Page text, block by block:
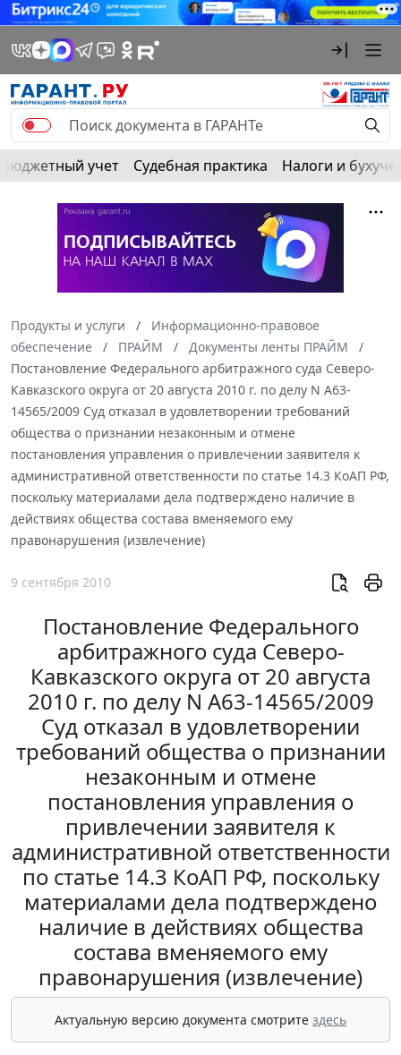
Бюджетный учет Судебная практика Налоги и
Продукты и услуги
Информационно-правовое
обеспечение
ПРАЙМ
Документы ленты ПРАЙМ
Постановление Федерального арбитражного суда Северо-
Кавказского округа от 20 августа 2010 г. по делу N А63-
14565/2009 Суд отказал в удовлетворении требований
общества о признании незаконным и отмене
постановления управления о привлечении заявителя к
административной ответственности по статье 14.3 КоАП РФ,
поскольку материалами дела подтверждено наличие в
действиях общества состава вменяемого ему
правонарушения (извлечение)
9 сентября 2010
Постановление Федерального
арбитражного суда Северо-
Кавказского округа от 20 августа
2010 г. по делу N А63-14565/2009
Суд отказал в удовлетворении
требований общества о признании
незаконным и отмене
постановления управления о
привлечении заявителя к
административной ответственности
по статье 14.3 КоАП РФ, поскольку
материалами дела подтверждено
наличие в действиях общества
состава вменяемого ему
правонарушения (извлечение)
Актуальную версию документа смотрите здесь